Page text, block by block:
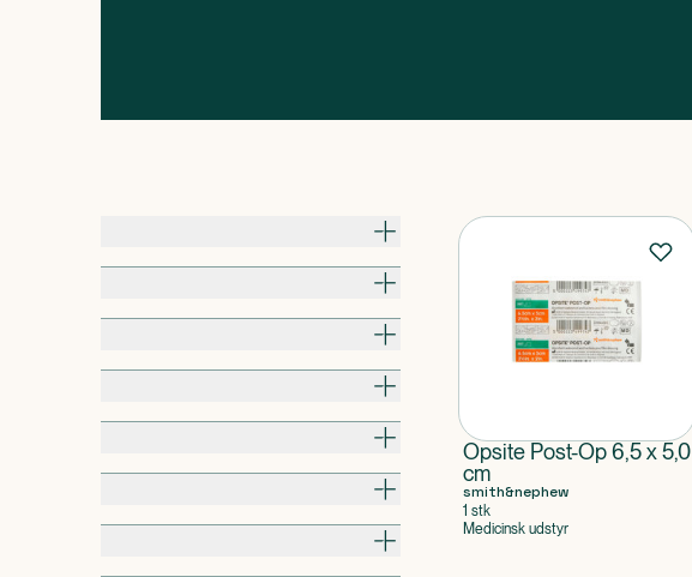
Opsite Post-Op 6,5 x 5,0
cm
smith&nephew
1 stk
Medicinsk udstyr